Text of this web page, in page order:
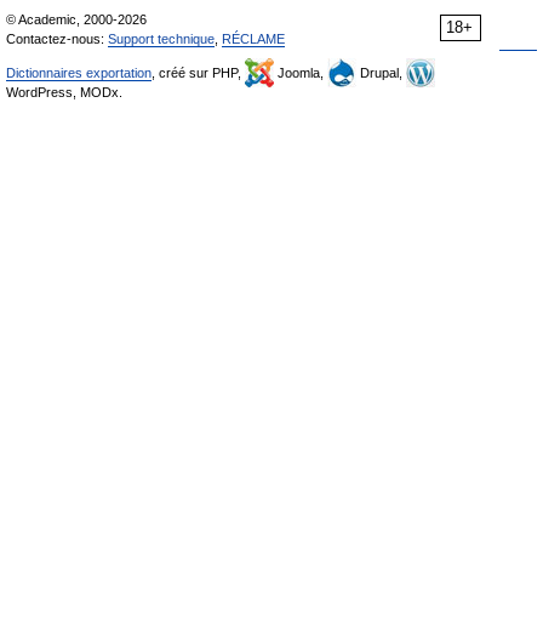
18+
© Academic, 2000-2026
Contactez-nous: Support technique RÉCLAME
Dictionnaires exportation , créé sur PHP, Joomla,
Drupal,
WordPress, MODx.